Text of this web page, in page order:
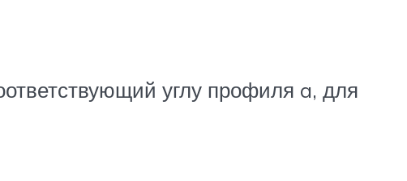
углу профиля a, для